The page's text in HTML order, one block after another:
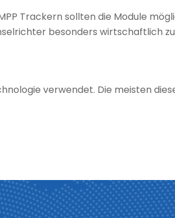
Trackern sollten die Module
besonders wirtschaftlich
verwendet. Die meisten